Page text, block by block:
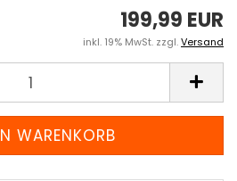
199,99 EUR
inkl. 19% MwSt. zzgl.Versand